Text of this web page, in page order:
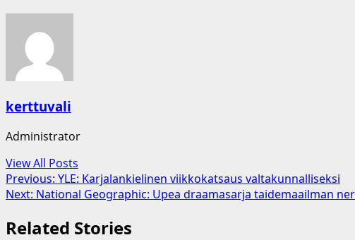
kerttuvali
Administrator
View All Posts
Post
navigation
Previous: YLE: Karjalankielinen viikkokatsaus valtakunnalliseksi
Next: National Geographic: Upea draamasarja taidemaailman
Related Stories